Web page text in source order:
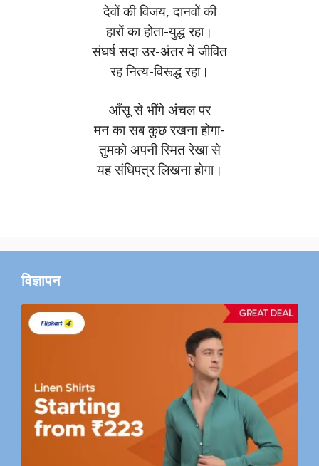
देवों की विजय, दानवों की
हारों का होता-युद्ध रहा।
संघर्ष सदा उर-अंतर में जीवित
रह नित्य-विरूद्ध रहा।
आँसू से भींगे अंचल पर
मन का सब कुछ रखना होगा-
तुमको अपनी स्मित रेखा से
यह संधिपत्र लिखना होगा।
विज्ञापन